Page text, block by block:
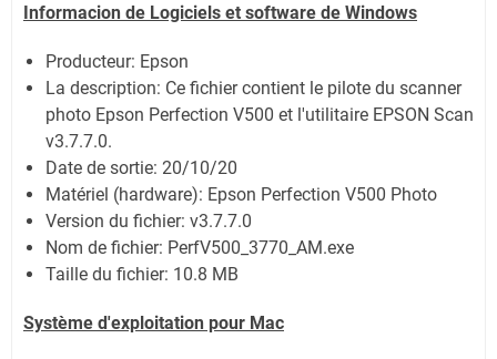
Informacion de Logiciels et software de Windows
Producteur: Epson
La description: Ce fichier contient le pilote du scanner
photo Epson Perfection V500 et l'utilitaire EPSON Scan
v3.7.7.0.
Date de sortie: 20/10/20
Matériel (hardware): Epson Perfection V500 Photo
Version du fichier: v3.7.7.0
Nom de fichier: PerfV500_3770_AM.exe
Taille du fichier: 10.8 MB
Système d'exploitation pour Mac